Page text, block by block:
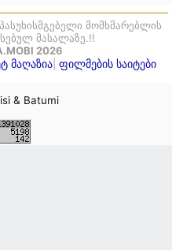
მომხმარებლის
მასალაზე.!!
2026
მაღაზია| ფილმების საიტები
& Batumi